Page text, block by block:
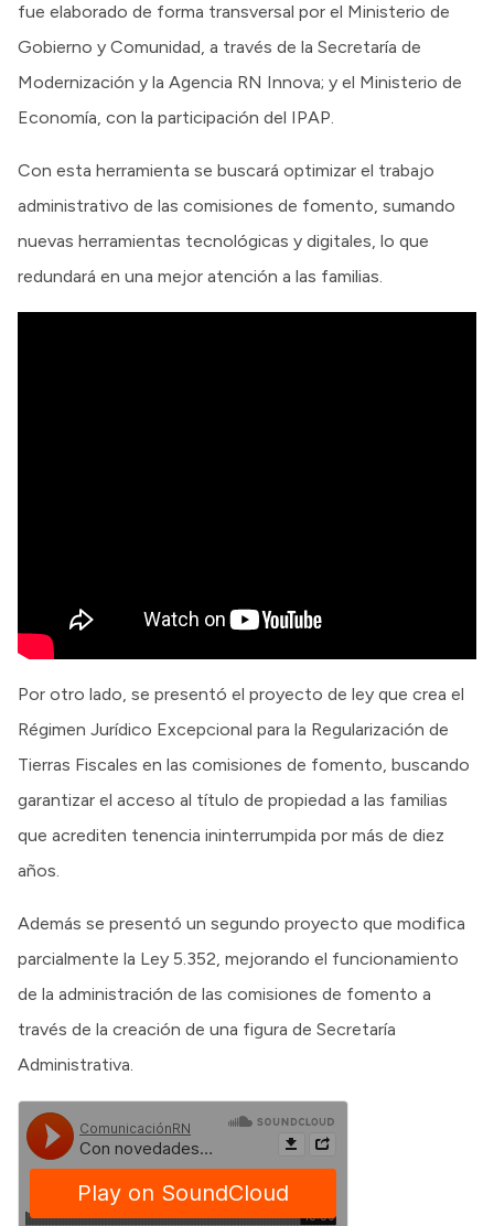
fue elaborado de forma transversal por el Ministerio de
Gobierno y Comunidad, a través de la Secretaría de
Modernización y la Agencia RN Innova; y el Ministerio de
Economía, con la participación del IPAP.
Con esta herramienta se buscará optimizar el trabajo
administrativo de las comisiones de fomento, sumando
nuevas herramientas tecnológicas y digitales, lo que
redundará en una mejor atención a las familias.
Por otro lado, se presentó el proyecto de ley que crea el
Régimen Jurídico Excepcional para la Regularización de
Tierras Fiscales en las comisiones de fomento, buscando
garantizar el acceso al título de propiedad a las familias
que acrediten tenencia ininterrumpida por más de diez
años.
Además se presentó un segundo proyecto que modifica
parcialmente la Ley 5.352, mejorando el funcionamiento
de la administración de las comisiones de fomento a
través de la creación de una figura de Secretaría
Administrativa.